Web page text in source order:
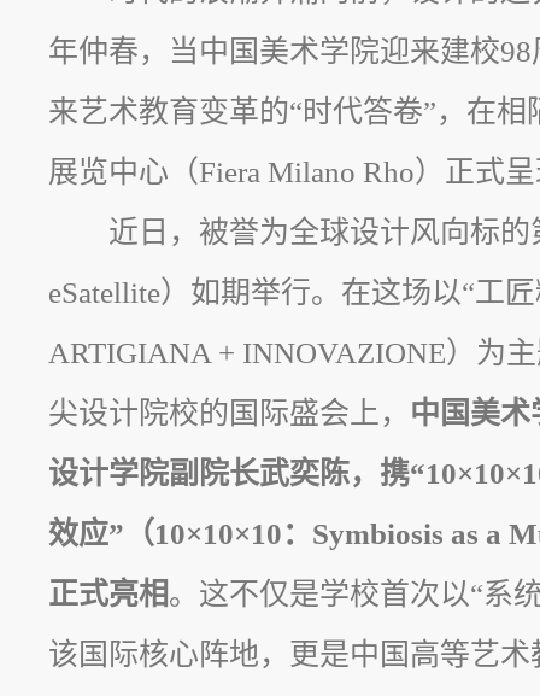
年仲春，当中国美术学院迎来建校
来艺术教育变革的“时代答卷”，在
展览中心（Fiera Milano Rho）正式
近日，被誉为全球设计风向标的
eSatellite）如期举行。在这场以“工
ARTIGIANA + INNOVAZIONE）为
尖设计院校的国际盛会上， 中国美
设计学院副院长武奕陈，携
效应”（10×10×10：Symbiosis as a
正式亮相。这不仅是学校首次以“系
该国际核心阵地，更是中国高等艺